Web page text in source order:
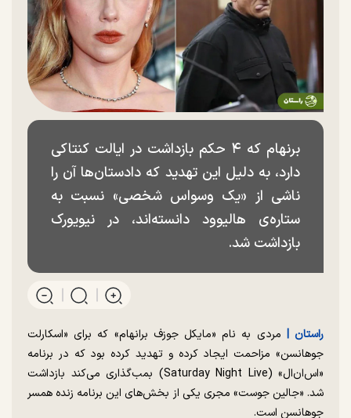
برنهام که ۴ حکم بازداشت در ایالت کنتاکی
دارد، به دلیل این تهدید که دادستان‌ها آن را
ناشی از «یک وسواس شخصی» نسبت به
ستاره‌ی هالیوود دانسته‌اند، در نیویورک
بازداشت شد.
راستان | مردی به نام «مایکل جوزف برانهام» که برای «اسکارلت
جوهانسن» مزاحمت ایجاد کرده و تهدید کرده بود که در برنامه
«اس‌ان‌ال» (Saturday Night Live) بمب‌گذاری می‌کند بازداشت
شد. «جالین جوست» مجری یکی از بخش‌های این برنامه زنده همسر
جوهانسن است.